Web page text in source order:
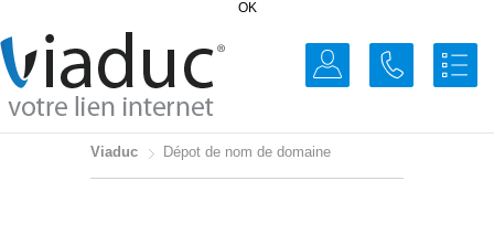
OK
Viaduc Dépot de nom de domaine